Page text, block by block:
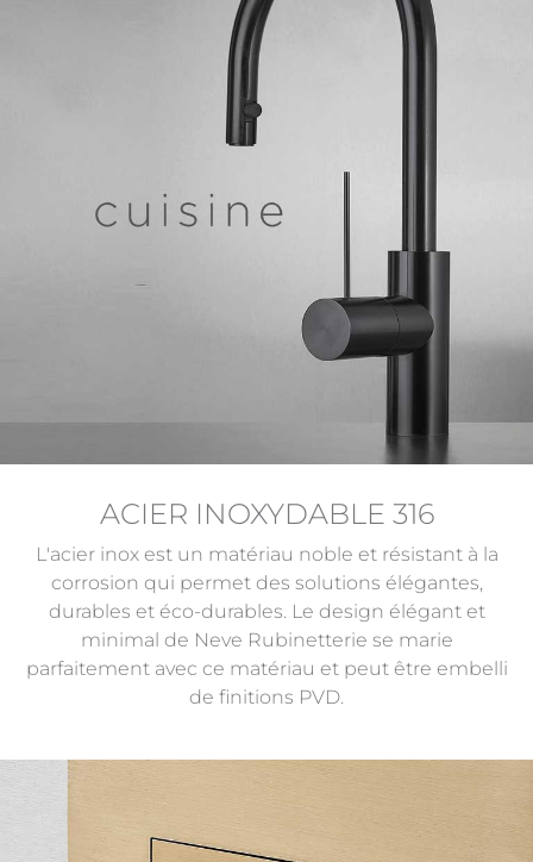
ACIER INOXYDABLE 316
L'acier inox est un matériau noble et résistant à la
corrosion qui permet des solutions élégantes,
durables et éco-durables. Le design élégant et
minimal de Neve Rubinetterie se marie
parfaitement avec ce matériau et peut être embelli
de finitions PVD.